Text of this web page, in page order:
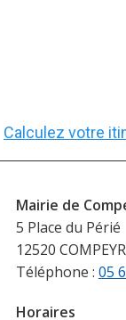
Calculez votre
Mairie de
5 Place du Périé
12520
Téléphone : 05
Horaires